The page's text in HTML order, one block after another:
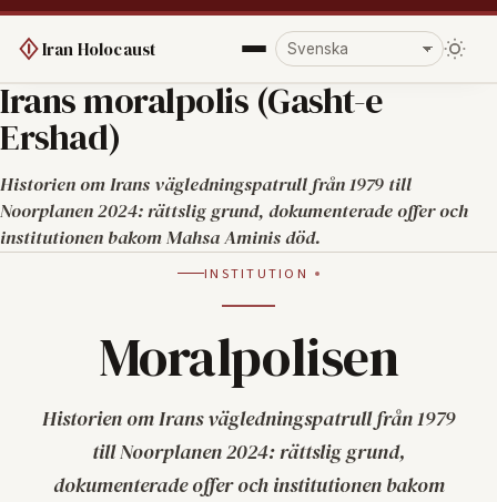
Iran Holocaust
Irans moralpolis (Gasht-e
Ershad)
Historien om Irans vägledningspatrull från 1979 till
Noorplanen 2024: rättslig grund, dokumenterade offer och
institutionen bakom Mahsa Aminis död.
INSTITUTION
Moralpolisen
Historien om Irans vägledningspatrull från 1979
till Noorplanen 2024: rättslig grund,
dokumenterade offer och institutionen bakom